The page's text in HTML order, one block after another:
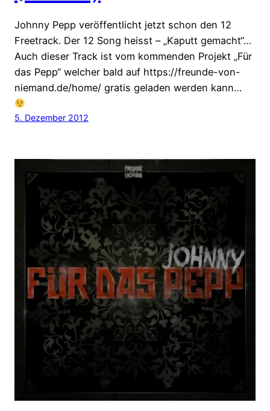
Johnny Pepp veröffentlicht jetzt schon den 12
Freetrack. Der 12 Song heisst – „Kaputt gemacht“…
Auch dieser Track ist vom kommenden Projekt „Für
das Pepp“ welcher bald auf https://freunde-von-
niemand.de/home/ gratis geladen werden kann…
5. Dezember 2012